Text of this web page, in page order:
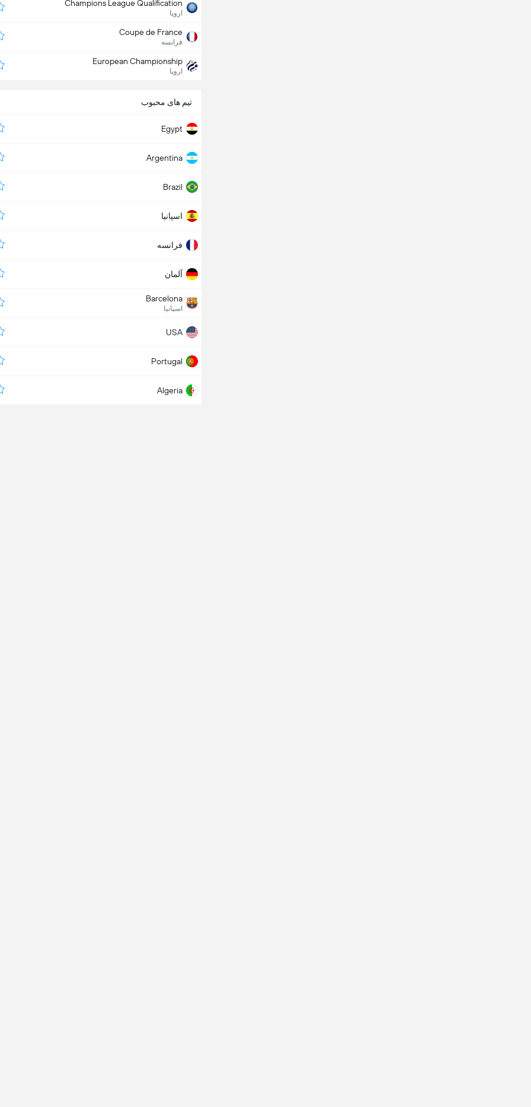
Champions League Qualification
اروپا
Coupe de France
فرانسه
European Championship
اروپا
تیم های محبوب
Egypt
Argentina
Brazil
اسپانیا
فرانسه
آلمان
Barcelona
اسپانیا
USA
Portugal
Algeria